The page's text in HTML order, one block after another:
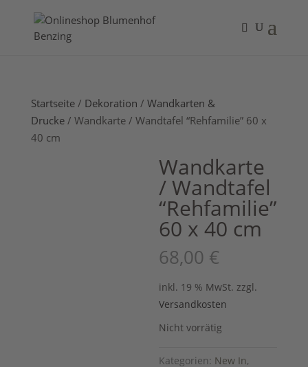
Startseite/ Dekoration / Wandkarten &
Drucke/ Wandkarte / Wandtafel “Rehfamilie” 60 x
40 cm
Wandkarte
/ Wandtafel
“Rehfamilie”
60 x 40 cm
68,00 €
inkl. 19 % MwSt. zzgl.
Versandkosten
Nicht vorrätig
Kategorien: New In,